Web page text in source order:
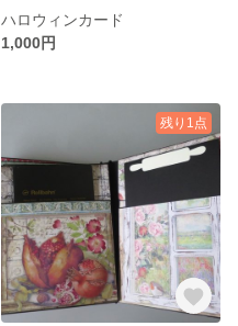
ハロウィンカード
1,000円
残り1点